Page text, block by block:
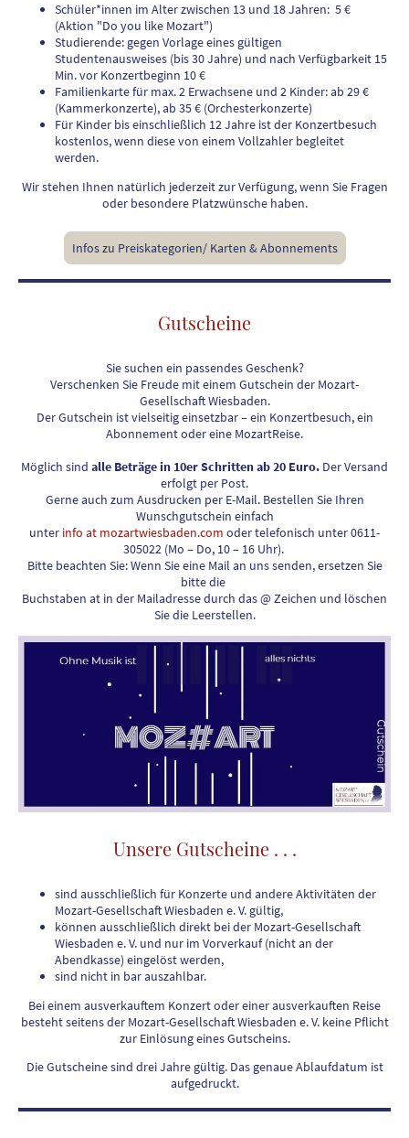
Schüler*innen im Alter zwischen 13 und 18 Jahren: 5 €
(Aktion "Do you like Mozart")
Studierende: gegen Vorlage eines gültigen
Studentenausweises (bis 30 Jahre) und nach Verfügbarkeit 15
Min. vor Konzertbeginn 10 €
Familienkarte für max. 2 Erwachsene und 2 Kinder: ab 29 €
(Kammerkonzerte), ab 35 € (Orchesterkonzerte)
Für Kinder bis einschließlich 12 Jahre ist der Konzertbesuch
kostenlos, wenn diese von einem Vollzahler begleitet
werden.
Wir stehen Ihnen natürlich jederzeit zur Verfügung, wenn Sie Fragen
oder besondere Platzwünsche haben.
Infos zu Preiskategorien/ Karten & Abonnements
Gutscheine
Sie suchen ein passendes Geschenk?
Verschenken Sie Freude mit einem Gutschein der Mozart-
Gesellschaft Wiesbaden.
Der Gutschein ist vielseitig einsetzbar–ein Konzertbesuch, ein
Abonnement oder eine MozartReise.
Möglich sind alle Beträge in 10er Schritten ab 20 Euro. Der Versand
erfolgt per Post.
Gerne auch zum Ausdrucken per E-Mail. Bestellen Sie Ihren
Wunschgutschein einfach
unter info at mozartwiesbaden.com oder telefonisch unter 0611-
305022 (Mo –Do, 10–16 Uhr).
Bitte beachten Sie: Wenn Sie eine Mail an uns senden, ersetzen Sie
bitte die
Buchstaben at in der Mailadresse durch das @ Zeichen und löschen
Sie die Leerstellen.
Unsere Gutscheine . . .
sind ausschließlich für Konzerte und andere Aktivitäten der
Mozart-Gesellschaft Wiesbaden e. V. gültig,
können ausschließlich direkt bei der Mozart-Gesellschaft
Wiesbaden e. V. und nur im Vorverkauf (nicht an der
Abendkasse) eingelöst werden,
sind nicht in bar auszahlbar.
Bei einem ausverkauftem Konzert oder einer ausverkauften Reise
besteht seitens der Mozart-Gesellschaft Wiesbaden e. V. keine Pflicht
zur Einlösung eines Gutscheins.
Die Gutscheine sind drei Jahre gültig. Das genaue Ablaufdatum ist
aufgedruckt.